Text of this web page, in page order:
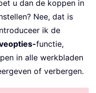
u dan de koppen in
Nee, dat is
ik de
functie,
in alle werkbladen
of verbergen.